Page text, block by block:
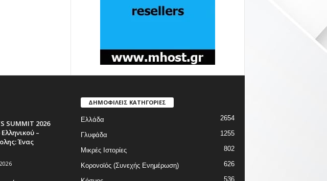
SUMMIT 2026
–
Ένας
ΔΗΜΟΦΙΛΕΙΣ ΚΑΤΗΓΟΡΙΕΣ
Ελλάδα 2654
Γλυφάδα 1255
Μικρές Ιστορίες 802
Κορονοϊός (Συνεχής Ενημέρωση) 626
536